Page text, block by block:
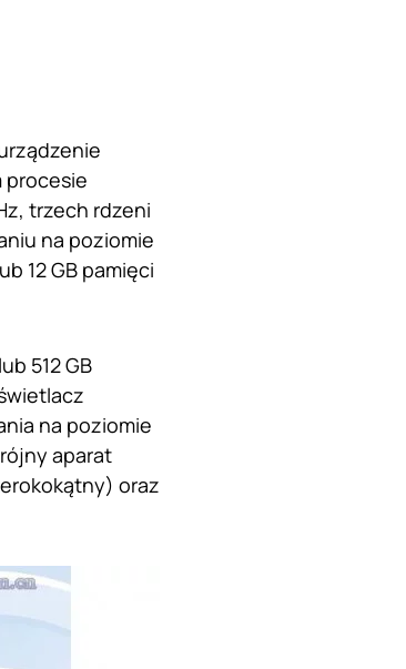
procesie
trzech rdzeni
na poziomie
12 GB pamięci
512 GB
na poziomie
aparat
oraz